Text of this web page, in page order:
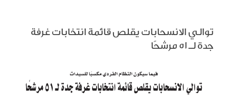
توالي الانسحابات يقلص قائمة انتخابات غرفة
جدة لـ 51 مرشحًا
Larger